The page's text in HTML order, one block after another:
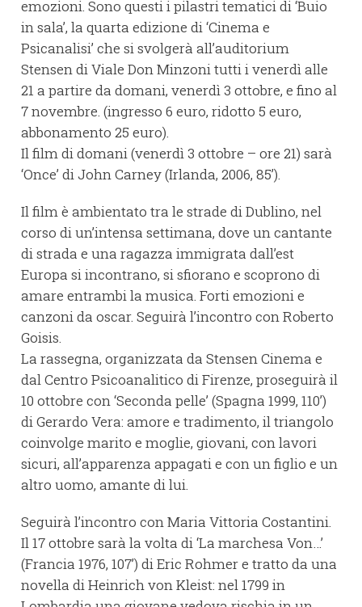
emozioni. Sono questi i pilastri tematici di ‘Buio
in sala’, la quarta edizione di ‘Cinema e
Psicanalisi’ che si svolgerà all’auditorium
Stensen di Viale Don Minzoni tutti i venerdì alle
21 a partire da domani, venerdì 3 ottobre, e fino al
7 novembre. (ingresso 6 euro, ridotto 5 euro,
abbonamento 25 euro).
Il film di domani (venerdì 3 ottobre – ore 21) sarà
‘Once’ di John Carney (Irlanda, 2006, 85’).
Il film è ambientato tra le strade di Dublino, nel
corso di un’intensa settimana, dove un cantante
di strada e una ragazza immigrata dall’est
Europa si incontrano, si sfiorano e scoprono di
amare entrambi la musica. Forti emozioni e
canzoni da oscar. Seguirà l’incontro con Roberto
Goisis.
La rassegna, organizzata da Stensen Cinema e
dal Centro Psicoanalitico di Firenze, proseguirà il
10 ottobre con ‘Seconda pelle’ (Spagna 1999, 110’)
di Gerardo Vera: amore e tradimento, il triangolo
coinvolge marito e moglie, giovani, con lavori
sicuri, all’apparenza appagati e con un figlio e un
altro uomo, amante di lui.
Seguirà l’incontro con Maria Vittoria Costantini.
Il 17 ottobre sarà la volta di ‘La marchesa Von…’
(Francia 1976, 107’) di Eric Rohmer e tratto da una
novella di Heinrich von Kleist: nel 1799 in